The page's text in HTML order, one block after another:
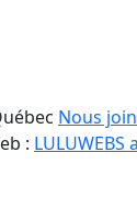
Nous
: